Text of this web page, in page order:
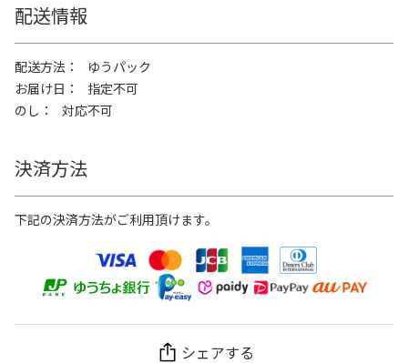
配送情報
配送方法
ゆうパック
お届け日
指定不可
のし
対応不可
決済方法
下記の決済方法がご利用頂けます。
シェアする